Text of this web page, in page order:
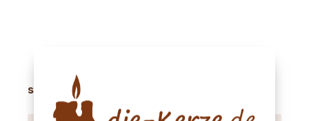
Produktgalerie überspringen
sinnvolles Zubehör